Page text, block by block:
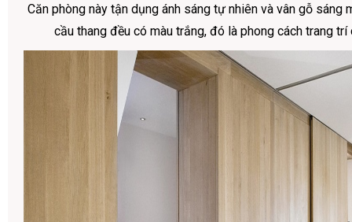
Căn phòng này tận dụng ánh sáng tự nhiên và vân gỗ sáng
cầu thang đều có màu trắng, đó là phong cách trang trí